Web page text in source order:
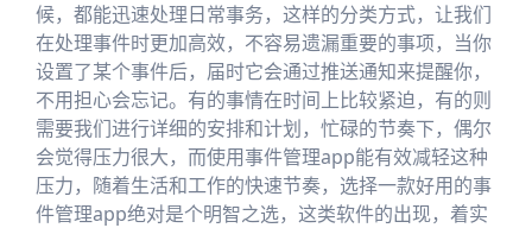
候，都能迅速处理日常事务，这样的分类方式，让我们
在处理事件时更加高效，不容易遗漏重要的事项，当你
设置了某个事件后，届时它会通过推送通知来提醒你，
不用担心会忘记。有的事情在时间上比较紧迫，有的则
需要我们进行详细的安排和计划，忙碌的节奏下，偶尔
会觉得压力很大，而使用事件管理app能有效减轻这种
压力，随着生活和工作的快速节奏，选择一款好用的事
件管理app绝对是个明智之选，这类软件的出现，着实